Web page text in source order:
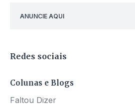
ANUNCIE AQUI
Redes sociais
Colunas e Blogs
Faltou Dizer